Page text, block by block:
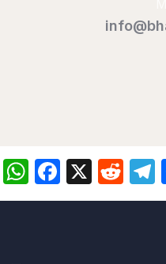
WhatsApp
X